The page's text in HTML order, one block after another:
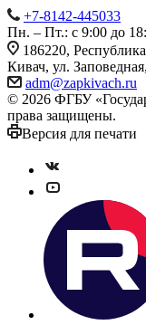
+7-8142-445033
Пн. – Пт.: с 9:00 до
186220,
Кивач, ул.
adm@zapkivach.ru
© 2026 ФГБУ
права защищены.
Версия для печати